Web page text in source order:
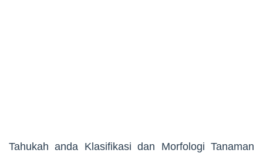
Tahukah anda Klasifikasi dan Morfologi Tanaman